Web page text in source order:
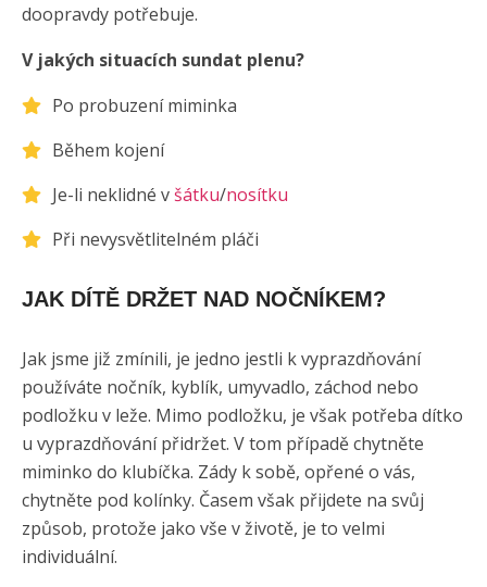
doopravdy potřebuje.
V jakých situacích sundat plenu?
Po probuzení miminka
Během kojení
Je-li neklidné všátku/nosítku
Při nevysvětlitelném pláči
JAK DÍTĚ DRŽET NAD NOČNÍKEM?
Jak jsme již zmínili, je jedno jestli k vyprazdňování
používáte nočník, kyblík, umyvadlo, záchod nebo
podložku v leže. Mimo podložku, je však potřeba dítko
u vyprazdňování přidržet. V tom případě chytněte
miminko do klubíčka. Zády k sobě, opřené o vás,
chytněte pod kolínky. Časem však přijdete na svůj
způsob, protože jako vše v životě, je to velmi
individuální.